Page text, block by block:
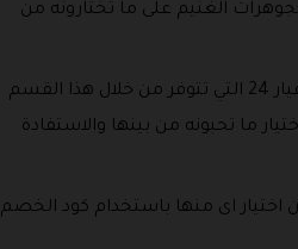
الاستفادة من كود الخصم من مجوهرات الغنيم على ما تختارونه من
: يمكنكم الاستفادة من كود خصم متجر مجوهرات الغنيم والحصول على اى من الاطقم الكاملة من عيار 21 وعيار 24 التي تتوفر من خلال هذا القسم
ما تحبونه من بينها والاستفادة
اختيار اى منها باستخدام كود الخصم